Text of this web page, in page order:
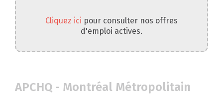
Cliquez ici pour consulter nos offres
d'emploi actives.
APCHQ - Montréal Métropolitain